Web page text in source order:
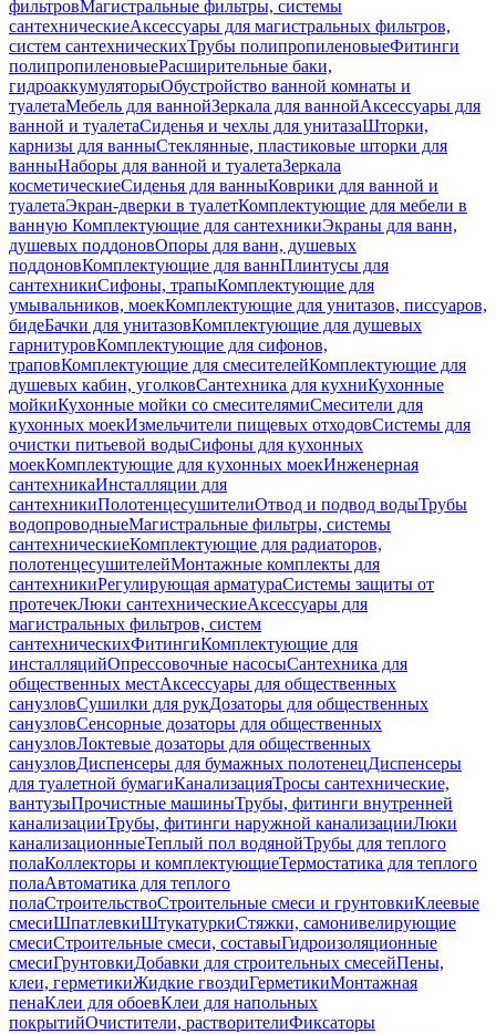
фильтровМагистральные фильтры, системы
сантехническиеАксессуары для магистральных фильтров,
систем сантехническихТрубы полипропиленовыеФитинги
полипропиленовыеРасширительные баки,
гидроаккумуляторыОбустройство ванной комнаты и
туалетаМебель для ваннойЗеркала для ваннойАксессуары для
ванной и туалетаСиденья и чехлы для унитазаШторки,
карнизы для ванныСтеклянные, пластиковые шторки для
ванныНаборы для ванной и туалетаЗеркала
косметическиеСиденья для ванныКоврики для ванной и
туалетаЭкран-дверки в туалетКомплектующие для мебели в
ванную Комплектующие для сантехникиЭкраны для ванн,
душевых поддоновОпоры для ванн, душевых
поддоновКомплектующие для ваннПлинтусы для
сантехникиСифоны, трапыКомплектующие для
умывальников, моекКомплектующие для унитазов, писсуаров,
бидеБачки для унитазовКомплектующие для душевых
гарнитуровКомплектующие для сифонов,
траповКомплектующие для смесителейКомплектующие для
душевых кабин, уголковСантехника для кухниКухонные
мойкиКухонные мойки со смесителямиСмесители для
кухонных моекИзмельчители пищевых отходовСистемы для
очистки питьевой водыСифоны для кухонных
моекКомплектующие для кухонных моекИнженерная
сантехникаИнсталляции для
сантехникиПолотенцесушителиОтвод и подвод водыТрубы
водопроводныеМагистральные фильтры, системы
сантехническиеКомплектующие для радиаторов,
полотенцесушителейМонтажные комплекты для
сантехникиРегулирующая арматураСистемы защиты от
протечекЛюки сантехническиеАксессуары для
магистральных фильтров, систем
сантехническихФитингиКомплектующие для
инсталляцийОпрессовочные насосыСантехника для
общественных местАксессуары для общественных
санузловСушилки для рукДозаторы для общественных
санузловСенсорные дозаторы для общественных
санузловЛоктевые дозаторы для общественных
санузловДиспенсеры для бумажных полотенецДиспенсеры
для туалетной бумагиКанализацияТросы сантехнические,
вантузыПрочистные машиныТрубы, фитинги внутренней
канализацииТрубы, фитинги наружной канализацииЛюки
канализационныеТеплый пол водянойТрубы для теплого
полаКоллекторы и комплектующиеТермостатика для теплого
полаАвтоматика для теплого
полаСтроительствоСтроительные смеси и грунтовкиКлеевые
смесиШпатлевкиШтукатуркиСтяжки, самонивелирующие
смесиСтроительные смеси, составыГидроизоляционные
смесиГрунтовкиДобавки для строительных смесейПены,
клеи, герметикиЖидкие гвоздиГерметикиМонтажная
пенаКлеи для обоевКлеи для напольных
покрытийОчистители, растворителиФиксаторы